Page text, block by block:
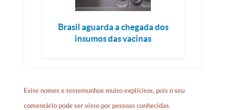
Brasil aguarda a chegada dos
insumos das vacinas
Evite nomes e testemunhos muito explícitos, pois o seu
comentário pode ser visto por pessoas conhecidas.